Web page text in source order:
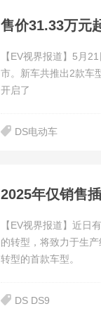
售价31.33万元
【EV视界报道】5月
市。新车共推出2款车
开启了
DS电动车
2025年仅销售
【EV视界报道】近日
的转型，将致力于生
转型的首款车型。
DS DS9